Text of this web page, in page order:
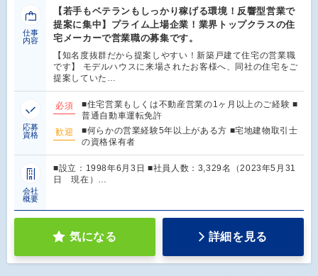
仕事
内容
【若手もベテランもしっかり稼げる環境！反響型営業で
提案に集中】プライム上場企業！業界トップクラスの住
宅メーカーで営業職の募集です。
【知名度抜群だから提案しやすい！新築戸建て住宅の営業職
です】 モデルハウスに来場されたお客様へ、同社の住宅をご
提案していた…
応募
資格
必須
■住宅営業もしくは不動産営業の1ヶ月以上のご経験 ■
普通自動車運転免許
歓迎
■何らかの営業経験5年以上がある方 ■宅地建物取引士
の資格保有者
会社
概要
■設立：1998年6月3日 ■社員人数：3,329名（2023年5月31
日 現在）…
気になる 詳細を見る